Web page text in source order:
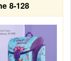
8-128